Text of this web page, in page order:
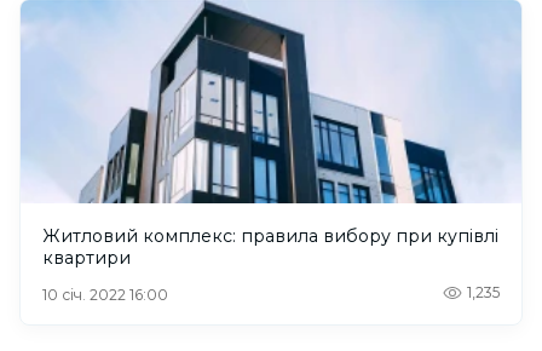
Житловий комплекс: правила вибору при купівлі
квартири
10 січ. 2022 16:00 1,235